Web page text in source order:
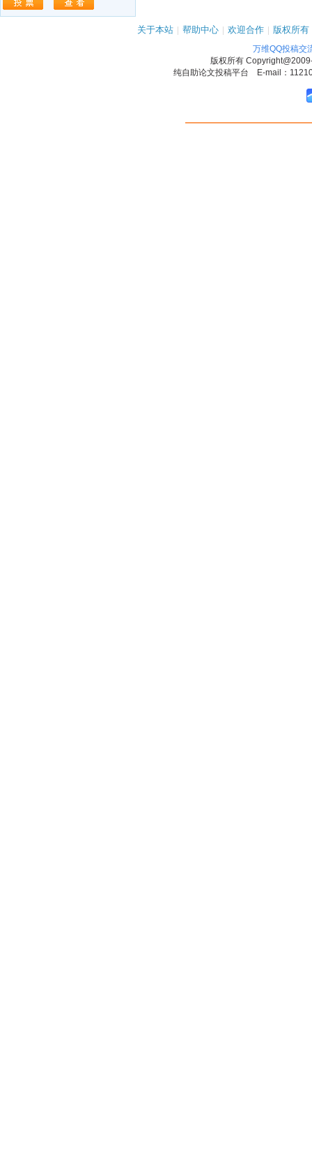
关于本站 | 帮助中心 | 欢迎合作 | 版权所有
万维QQ投稿交
版权所有
纯自助论文投稿平台 E-mail：